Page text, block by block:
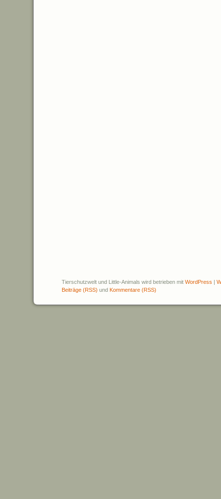
Tierschutzwelt und Little-Animals wird betrieben mit WordPress |
Beiträge (RSS) und Kommentare (RSS)